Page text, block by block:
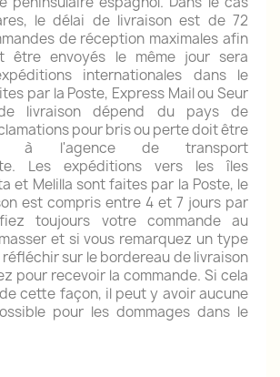
le délai de livraison est de 72
de réception maximales afin
être envoyés le même jour sera
internationales dans le
par la Poste, Express Mail ou Seur
livraison dépend du pays de
pour bris ou perte doit être
à l'agence de transport
Les expéditions vers les îles
et Melilla sont faites par la Poste, le
est compris entre 4 et 7 jours par
toujours votre commande au
et si vous remarquez un type
sur le bordereau de livraison
pour recevoir la commande. Si cela
cette façon, il peut y avoir aucune
pour les dommages dans le